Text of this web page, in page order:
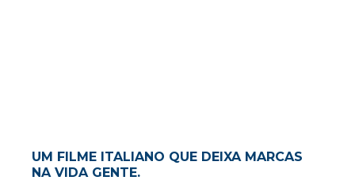
UM FILME ITALIANO QUE DEIXA MARCAS
NA VIDA GENTE.